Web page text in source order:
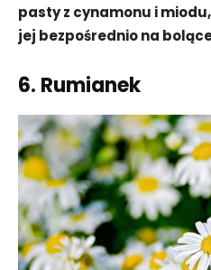
pasty z cynamonu i
jej bezpośrednio na
6. Rumianek